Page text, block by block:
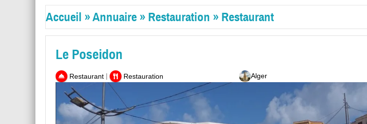
Accueil »Annuaire » Restauration » Restaurant
Le Poseidon
Restaurant | Restauration Alger